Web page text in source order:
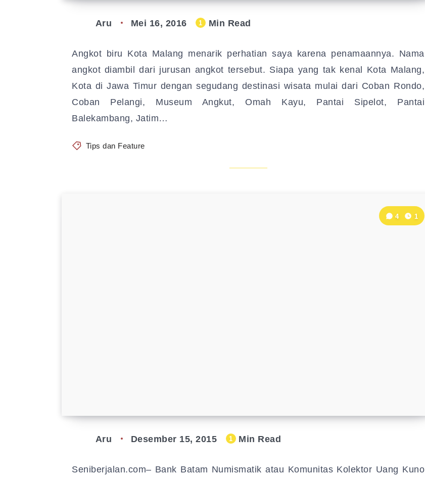
Aru Mei 16, 2016 1 Min Read
Angkot biru Kota Malang menarik perhatian saya karena penamaannya. Nama
angkot diambil dari jurusan angkot tersebut. Siapa yang tak kenal Kota Malang,
Kota di Jawa Timur dengan segudang destinasi wisata mulai dari Coban Rondo,
Coban Pelangi, Museum Angkut, Omah Kayu, Pantai Sipelot, Pantai
Balekambang, Jatim…
Tips dan Feature
4 1
Aru Desember 15, 2015 1 Min Read
Seniberjalan.com– Bank Batam Numismatik atau Komunitas Kolektor Uang Kuno